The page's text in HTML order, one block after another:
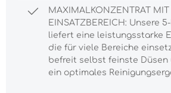
MAXIMALKONZENTRAT MIT
EINSATZBEREICH: Unsere
liefert eine leistungsstarke
die für viele Bereiche
befreit selbst feinste Düsen
ein optimales